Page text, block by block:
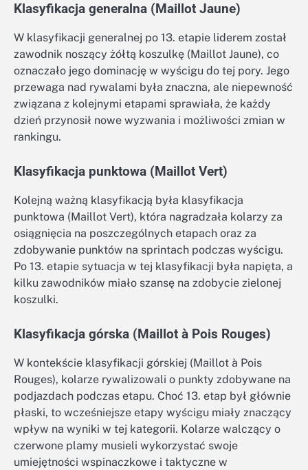
Klasyfikacja generalna (Maillot Jaune)
W klasyfikacji generalnej po 13. etapie liderem został
zawodnik noszący żółtą koszulkę (Maillot Jaune), co
oznaczało jego dominację w wyścigu do tej pory. Jego
przewaga nad rywalami była znaczna, ale niepewność
związana z kolejnymi etapami sprawiała, że każdy
dzień przynosił nowe wyzwania i możliwości zmian w
rankingu.
Klasyfikacja punktowa (Maillot Vert)
Kolejną ważną klasyfikacją była klasyfikacja
punktowa (Maillot Vert), która nagradzała kolarzy za
osiągnięcia na poszczególnych etapach oraz za
zdobywanie punktów na sprintach podczas wyścigu.
Po 13. etapie sytuacja w tej klasyfikacji była napięta, a
kilku zawodników miało szansę na zdobycie zielonej
koszulki.
Klasyfikacja górska (Maillot à Pois Rouges)
W kontekście klasyfikacji górskiej (Maillot à Pois
Rouges), kolarze rywalizowali o punkty zdobywane na
podjazdach podczas etapu. Choć 13. etap był głównie
płaski, to wcześniejsze etapy wyścigu miały znaczący
wpływ na wyniki w tej kategorii. Kolarze walczący o
czerwone plamy musieli wykorzystać swoje
umiejętności wspinaczkowe i taktyczne w